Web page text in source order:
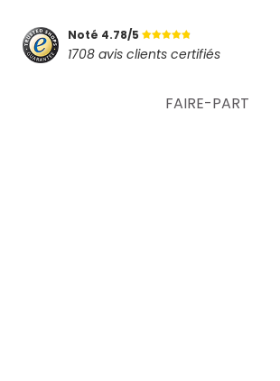
Noté 4.78/5
1708 avis clients certifiés
FAIRE-PART